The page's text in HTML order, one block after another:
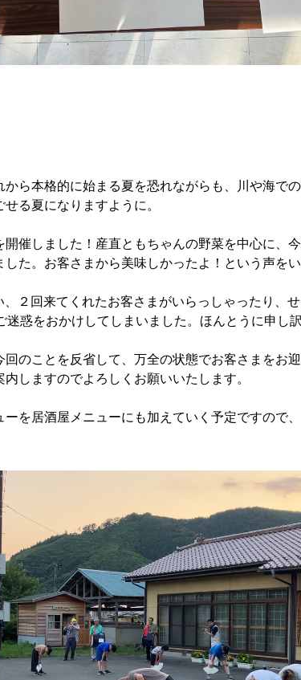
ら本格的に始まる夏を恐れながらも、川や海で
る夏になりますように。
催しました！産直ともちゃんの野菜を中心に、
た。お客さまから美味しかったよ！という声を
２回来てくれたお客さまがいらっしゃったり、
惑をおかけしてしまいました。ほんとうに申し
のことを反省して、万全の状態でお客さまをお
しますのでよろしくお願いいたします。
を居酒屋メニューにも加えていく予定ですので